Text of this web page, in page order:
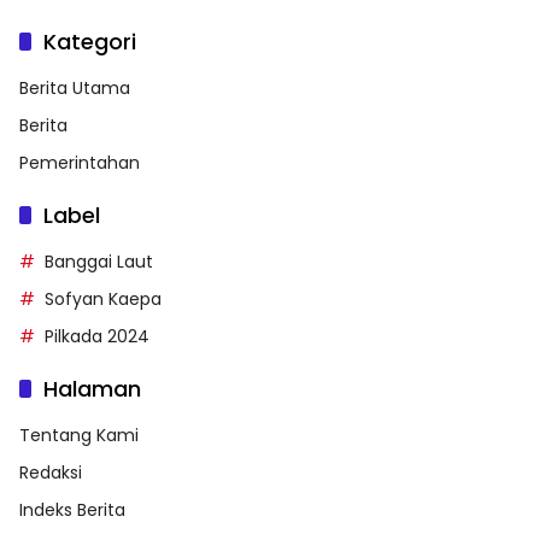
Kategori
Berita Utama
Berita
Pemerintahan
Label
Banggai Laut
Sofyan Kaepa
Pilkada 2024
Halaman
Tentang Kami
Redaksi
Indeks Berita